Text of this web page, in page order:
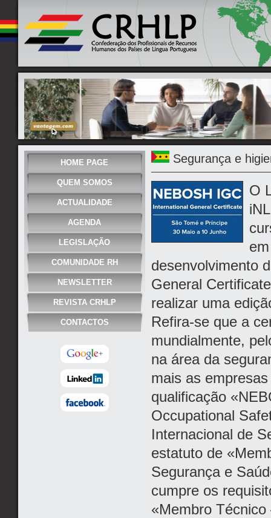
HOME PAGE
QUEM SOMOS
ACTUALIDADE
AGENDA
LEGISLAÇÃO
COMUNIDADE RH
NEWSLETTER
REVISTA CRHLP
CONTACTOS
Segurança e
O
desenvolvimento
General
realizar uma
Refira-se que a
mundialmente,
na área da
mais as
qualificação
Occupational
Internacional de
estatuto de
Segurança e
cumpre os
«Membro